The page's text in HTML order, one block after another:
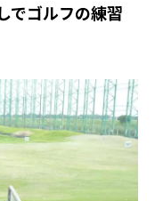
でゴルフの練習